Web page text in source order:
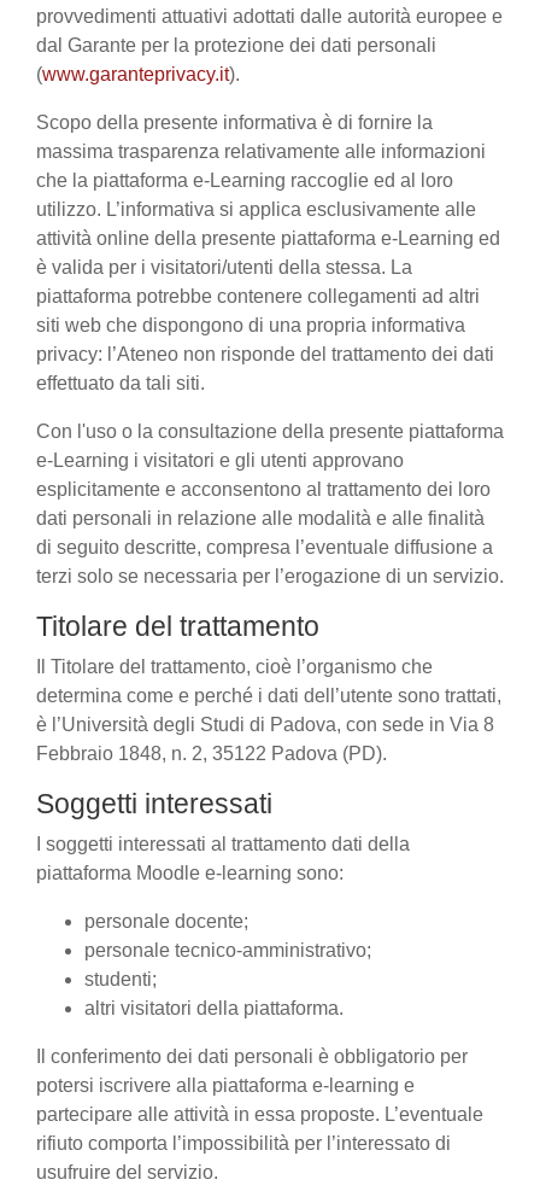
provvedimenti attuativi adottati dalle autorità europee e
dal Garante per la protezione dei dati personali
(www.garanteprivacy.it).
Scopo della presente informativa è di fornire la
massima trasparenza relativamente alle informazioni
che la piattaforma e-Learning raccoglie ed al loro
utilizzo. L’informativa si applica esclusivamente alle
attività online della presente piattaforma e-Learning ed
è valida per i visitatori/utenti della stessa. La
piattaforma potrebbe contenere collegamenti ad altri
siti web che dispongono di una propria informativa
privacy: l’Ateneo non risponde del trattamento dei dati
effettuato da tali siti.
Con l'uso o la consultazione della presente piattaforma
e-Learning i visitatori e gli utenti approvano
esplicitamente e acconsentono al trattamento dei loro
dati personali in relazione alle modalità e alle finalità
di seguito descritte, compresa l’eventuale diffusione a
terzi solo se necessaria per l’erogazione di un servizio.
Titolare del trattamento
Il Titolare del trattamento, cioè l’organismo che
determina come e perché i dati dell’utente sono trattati,
è l’Università degli Studi di Padova, con sede in Via 8
Febbraio 1848, n. 2, 35122 Padova (PD).
Soggetti interessati
I soggetti interessati al trattamento dati della
piattaforma Moodle e-learning sono:
personale docente;
personale tecnico-amministrativo;
studenti;
altri visitatori della piattaforma.
Il conferimento dei dati personali è obbligatorio per
potersi iscrivere alla piattaforma e-learning e
partecipare alle attività in essa proposte. L’eventuale
rifiuto comporta l’impossibilità per l’interessato di
usufruire del servizio.